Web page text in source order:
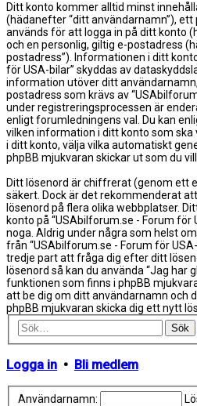
Ditt konto kommer alltid minst
(hädanefter “ditt användarnamn”),
används för att logga in på ditt konto
och en personlig, giltig e-postadress
postadress”). Informationen i ditt
för USA-bilar” skyddas av
information utöver ditt
postadress som krävs av
under registreringsprocessen är
enligt forumledningens val. Du kan
vilken information i ditt konto som ska
i ditt konto, välja vilka automatiskt
phpBB mjukvaran skickar ut som du
Ditt lösenord är chiffrerat (genom ett
säkert. Dock är det rekommenderat
lösenord på flera olika webbplatser.
konto på “USAbilforum.se - Forum för
noga. Aldrig under några som helst
från “USAbilforum.se - Forum för
tredje part att fråga dig efter ditt
lösenord så kan du använda “Jag har
funktionen som finns i phpBB
att be dig om ditt användarnamn och
phpBB mjukvaran skicka dig ett nytt
Sök
Logga in • Bli medlem
Användarnamn: